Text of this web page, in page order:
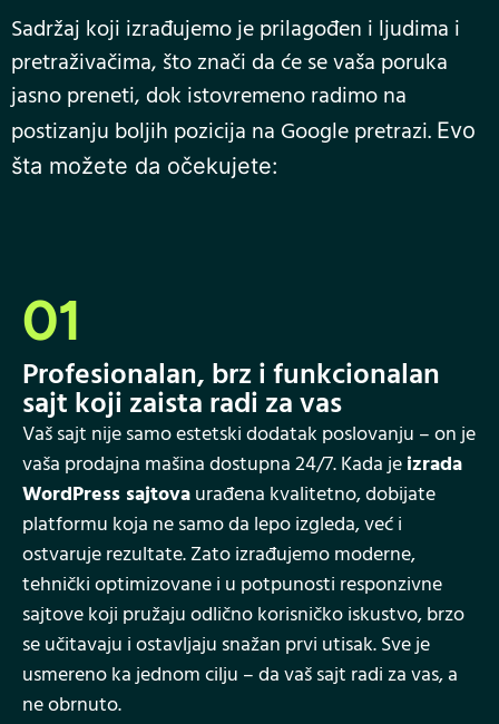
Sadržaj koji izrađujemo je prilagođen i ljudima i
pretraživačima, što znači da će se vaša poruka
jasno preneti, dok istovremeno radimo na
postizanju boljih pozicija na Google pretrazi. Evo
šta možete da očekujete:
01
Profesionalan, brz i funkcionalan
sajt koji zaista radi za vas
Vaš sajt nije samo estetski dodatak poslovanju – on je
vaša prodajna mašina dostupna 24/7. Kada jeizrada
WordPress sajtovaurađena kvalitetno, dobijate
platformu koja ne samo da lepo izgleda, već i
ostvaruje rezultate. Zato izrađujemo moderne,
tehnički optimizovane i u potpunosti responzivne
sajtove koji pružaju odlično korisničko iskustvo, brzo
se učitavaju i ostavljaju snažan prvi utisak. Sve je
usmereno ka jednom cilju – da vaš sajt radi za vas, a
ne obrnuto.